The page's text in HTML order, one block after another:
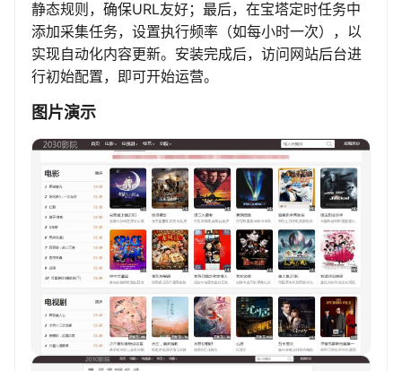
静态规则，确保URL友好；最后，在宝塔定时任务中
添加采集任务，设置执行频率（如每小时一次），以
实现自动化内容更新。安装完成后，访问网站后台进
行初始配置，即可开始运营。
图片演示